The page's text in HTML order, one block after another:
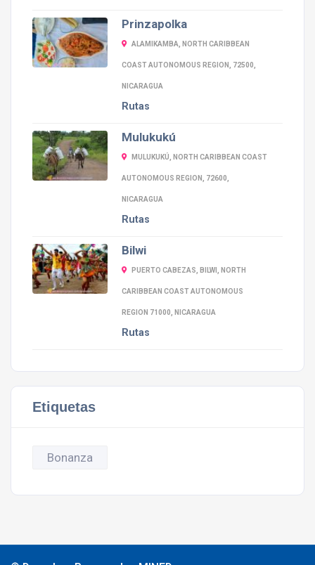
Prinzapolka
ALAMIKAMBA, NORTH CARIBBEAN
COAST AUTONOMOUS REGION, 72500,
NICARAGUA
Rutas
Mulukukú
MULUKUKÚ, NORTH CARIBBEAN COAST
AUTONOMOUS REGION, 72600,
NICARAGUA
Rutas
Bilwi
PUERTO CABEZAS, BILWI, NORTH
CARIBBEAN COAST AUTONOMOUS
REGION 71000, NICARAGUA
Rutas
Etiquetas
Bonanza